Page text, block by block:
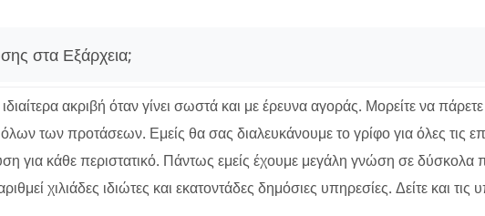
στα Εξάρχεια;
ακριβή όταν γίνει σωστά και με έρευνα αγοράς. Μορείτε να
των προτάσεων. Εμείς θα σας διαλευκάνουμε το γρίφο για όλες τις
για κάθε περιστατικό. Πάντως εμείς έχουμε μεγάλη γνώση σε δύσκολα
χιλιάδες ιδιώτες και εκατοντάδες δημόσιες υπηρεσίες. Δείτε και τις